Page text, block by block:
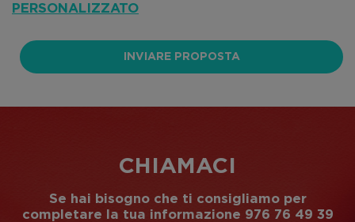
PERSONALIZZATO
INVIARE PROPOSTA
CHIAMACI
Se hai bisogno che ti consigliamo per
completare la tua informazione 976 76 49 39